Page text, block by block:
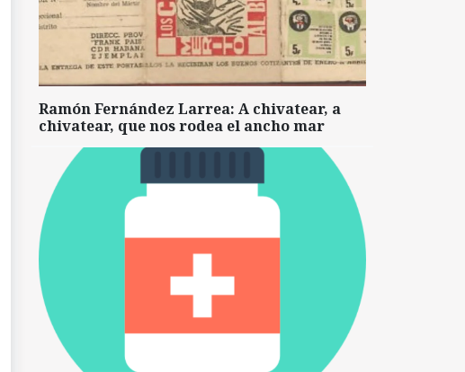
Ramón Fernández Larrea: A chivatear, a
chivatear, que nos rodea el ancho mar